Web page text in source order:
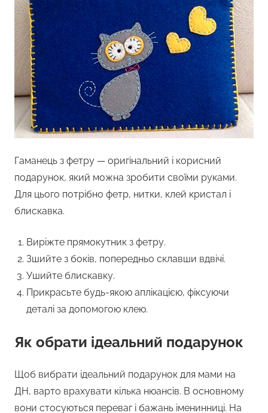
Гаманець з фетру — оригінальний і корисний
подарунок, який можна зробити своїми руками.
Для цього потрібно фетр, нитки, клей кристал і
блискавка.
Виріжте прямокутник з фетру.
Зшийте з боків, попередньо склавши вдвічі.
Ушийте блискавку.
Прикрасьте будь-якою аплікацією, фіксуючи
деталі за допомогою клею.
Як обрати ідеальний подарунок
Щоб вибрати ідеальний подарунок для мами на
ДН, варто врахувати кілька нюансів. В основному
вони стосуються переваг і бажань іменинниці. На